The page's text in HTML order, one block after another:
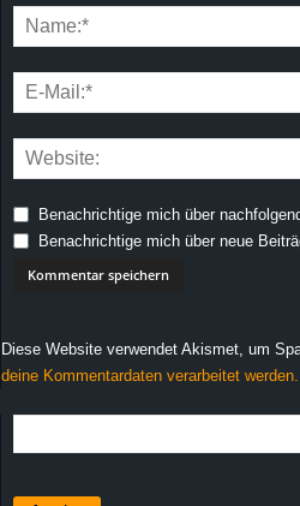
Benachrichtige mich über
Benachrichtige mich über neue
Diese Website verwendet Akismet, um
deine Kommentardaten verarbeitet werden.